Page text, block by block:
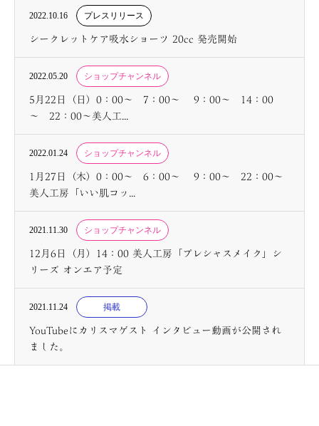
2022.10.16 プレスリリース
シークレットケア吸水ショーツ 20cc 発売開始
2022.05.20 ショップチャンネル
5月22日（日）0：00～ 7：00～ 9：00～ 14：00
～ 22：00～美人工...
2022.01.24 ショップチャンネル
1月27日（木）0：00～ 6：00～ 9：00～ 22：00～
美人工房「いい肌コッ...
2021.11.30 ショップチャンネル
12月6日（月）14：00 美人工房「プレシャスメイク」シ
リーズ オンエア予定
2021.11.24 掲載
YouTubeにカリスマゲスト インタビュー動画が公開され
ました。